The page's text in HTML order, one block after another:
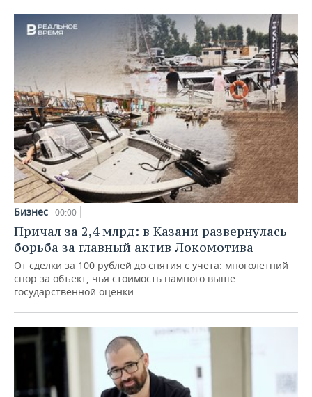
Бизнес 00:00
Причал за 2,4 млрд: в Казани развернулась
борьба за главный актив Локомотива
От сделки за 100 рублей до снятия с учета: многолетний
спор за объект, чья стоимость намного выше
государственной оценки